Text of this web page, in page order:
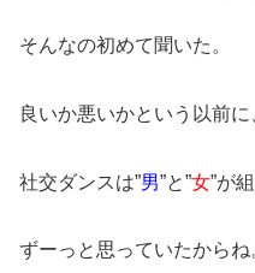
そんなの初めて聞いた。
良いか悪いかという以前に
社交ダンスは”男”と”女”が
ずーっと思っていたからね